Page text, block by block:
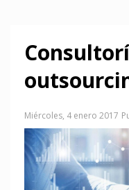
Miércoles, 4 enero 2017